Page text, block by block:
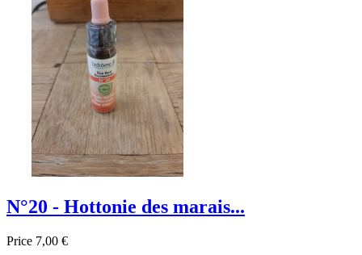
N°20 - Hottonie des marais...
Price 7,00 €